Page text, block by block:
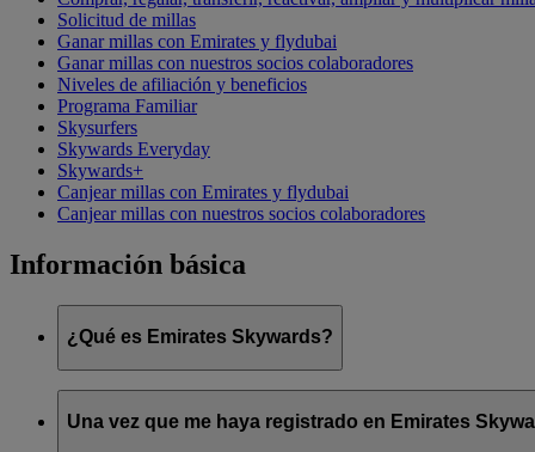
Solicitud de millas
Ganar millas con Emirates y flydubai
Ganar millas con nuestros socios colaboradores
Niveles de afiliación y beneficios
Programa Familiar
Skysurfers
Skywards Everyday
Skywards+
Canjear millas con Emirates y flydubai
Canjear millas con nuestros socios colaboradores
Información básica
¿Qué es Emirates Skywards?
Emirates Skywards es el galardonado programa de
Ofrece a los socios una serie de ventajas y experiencias
Una vez que me haya registrado en Emirates